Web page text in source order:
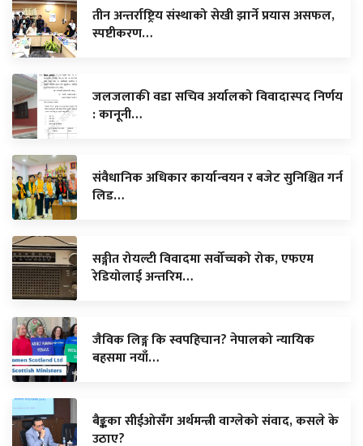
तीन अन्तर्राष्ट्रिय संस्थाको सेखी झार्ने प्रयास असफल,
स्पष्टीकरण…
जलजलाकी वडा सचिव अर्यालको विवादास्पद निर्णय
: कानूनी…
संवैधानिक अधिकार कार्यान्वयन र बजेट सुनिश्चित गर्न
लिड…
सङ्गीत रोयल्टी विवादमा सर्वोच्चको रोक, एफएम
रेडियोलाई अन्तरिम…
जैविक लिङ्ग कि स्वपहिचान? नेपालको न्यायिक
बहसमा नयाँ…
बैङ्कका सीईओसँग अर्थमन्त्री वाग्लेको संवाद, कसले के
उठाए?